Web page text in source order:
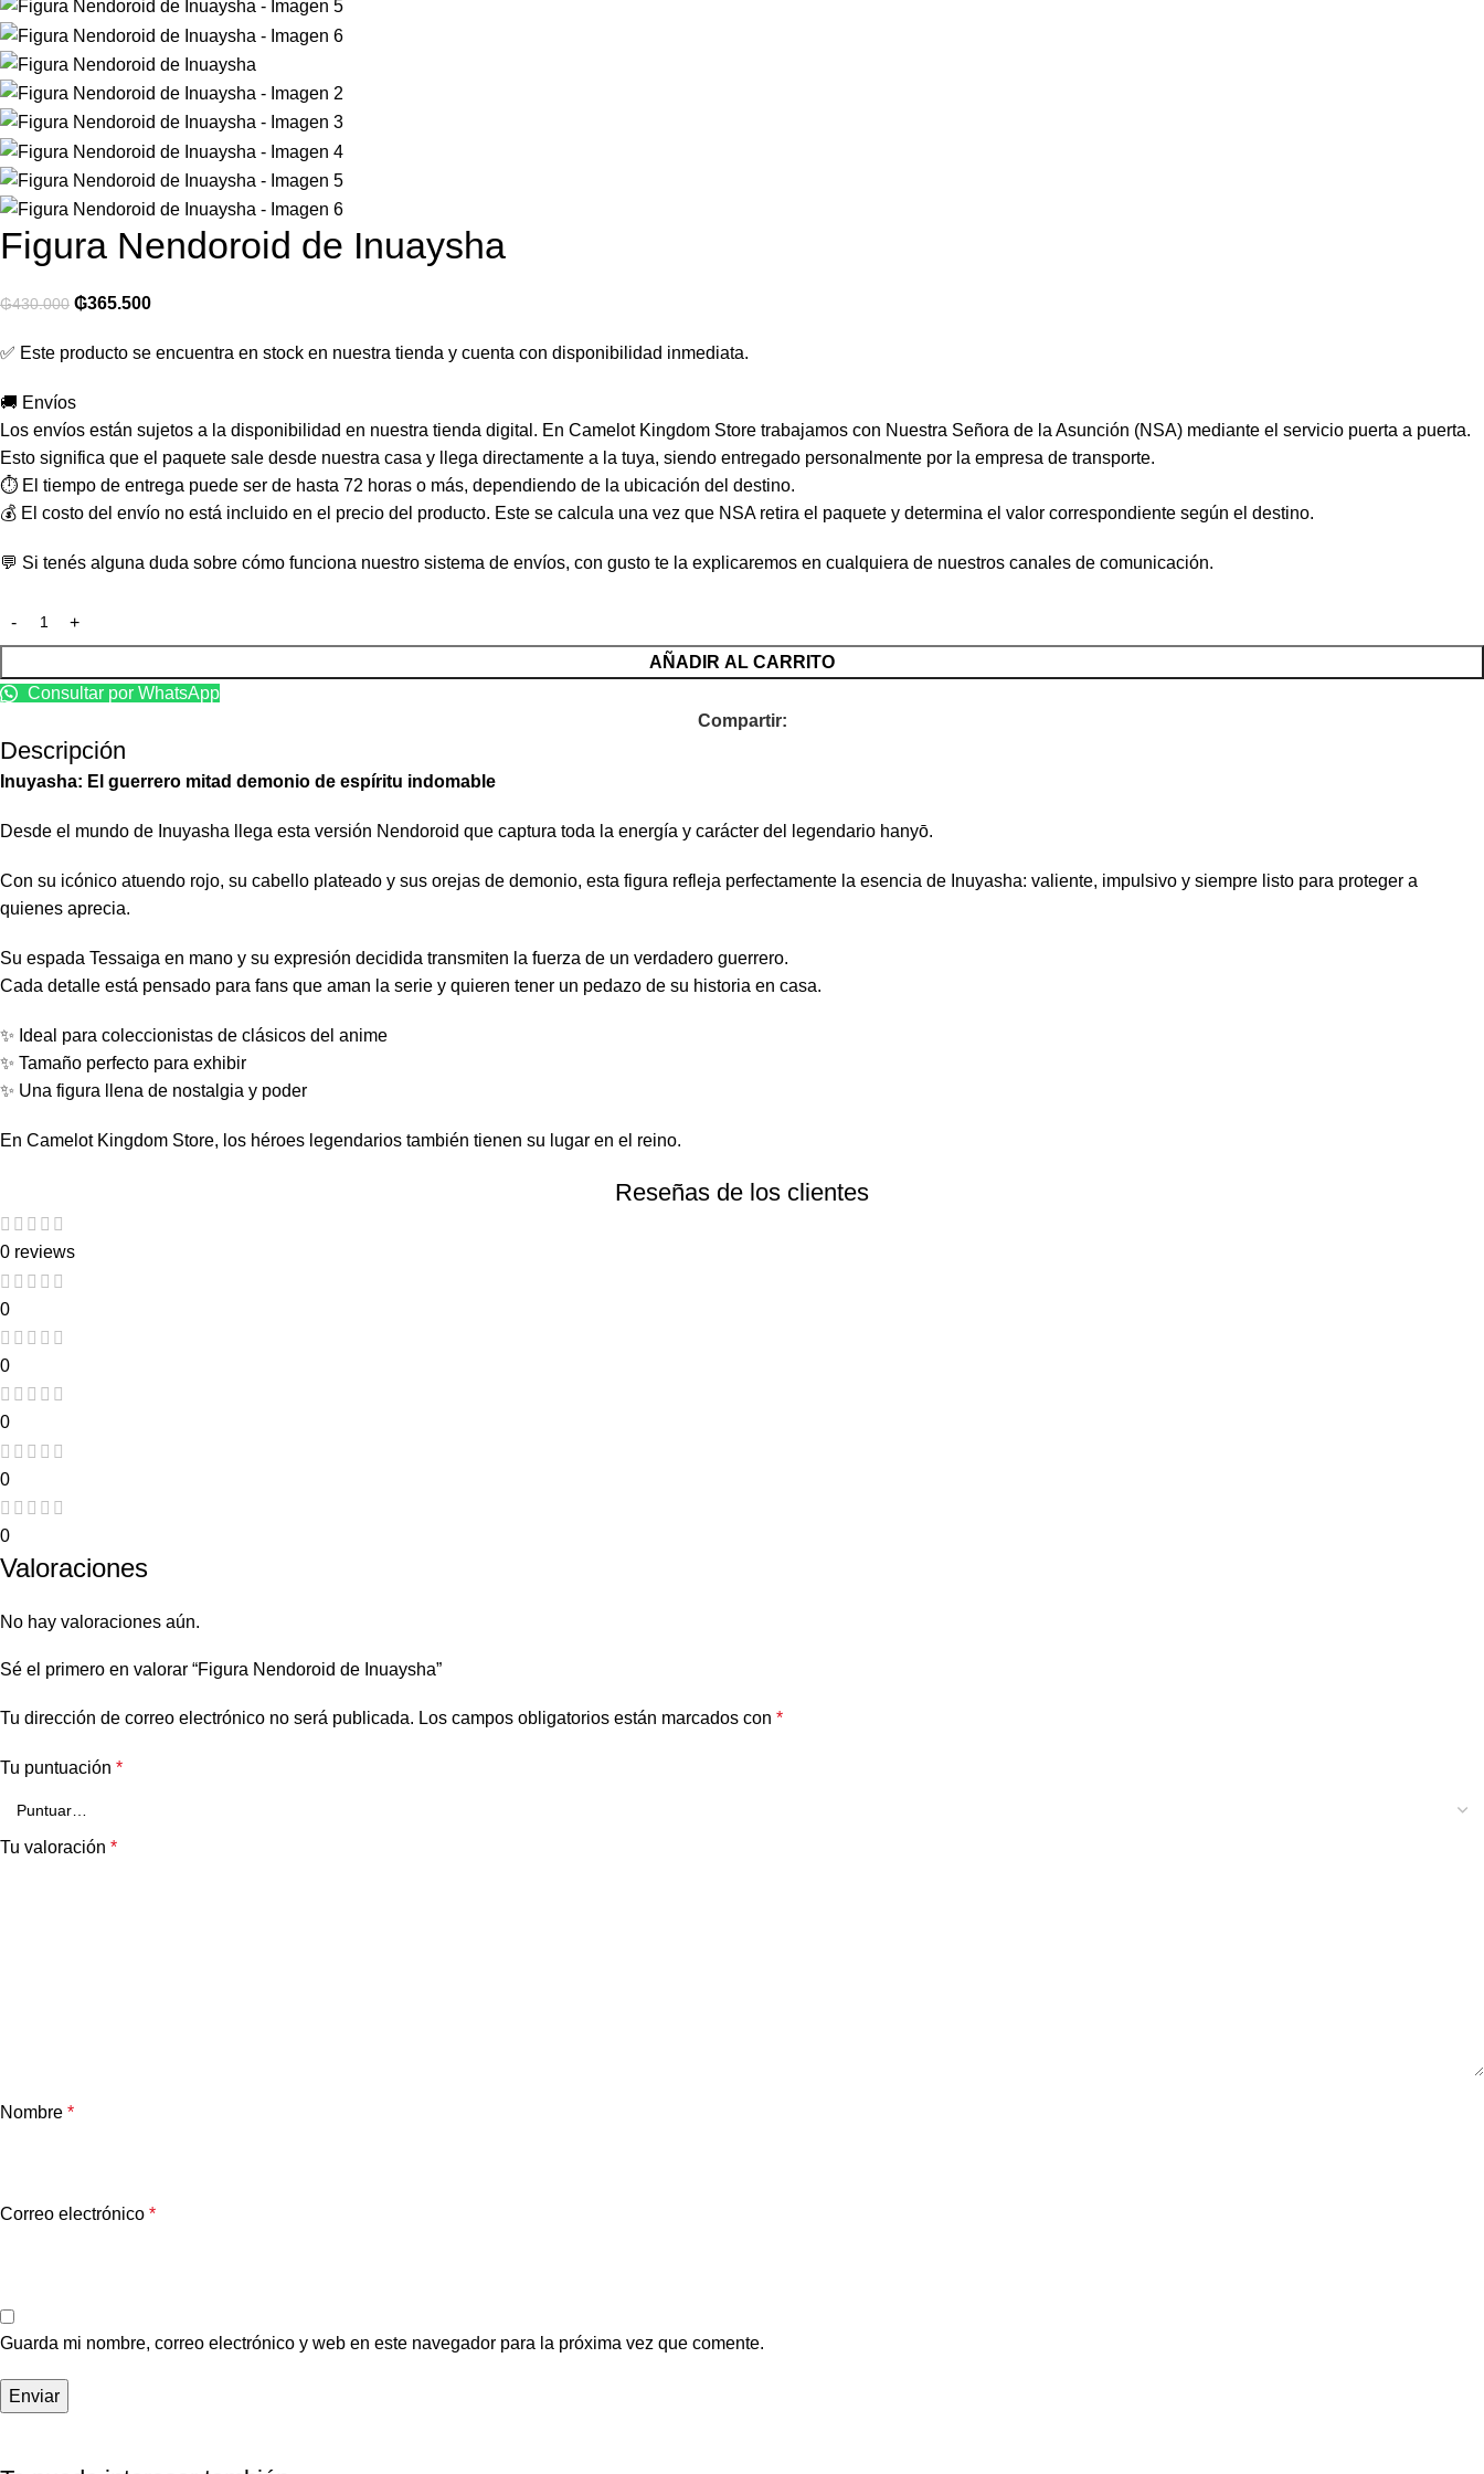
Figura Nendoroid de Inuaysha
₲430.000 ₲365.500
✅ Este producto se encuentra en stock en nuestra tienda y cuenta con disponibilidad inmediata.
🚚 Envíos
Los envíos están sujetos a la disponibilidad en nuestra tienda digital. En Camelot Kingdom Store trabajamos con Nuestra Señora de la Asunción (NSA) mediante el servicio puerta a puerta.
Esto significa que el paquete sale desde nuestra casa y llega directamente a la tuya, siendo entregado personalmente por la empresa de transporte.
⏱️ El tiempo de entrega puede ser de hasta 72 horas o más, dependiendo de la ubicación del destino.
💰 El costo del envío no está incluido en el precio del producto. Este se calcula una vez que NSA retira el paquete y determina el valor correspondiente según el destino.
💬 Si tenés alguna duda sobre cómo funciona nuestro sistema de envíos, con gusto te la explicaremos en cualquiera de nuestros canales de comunicación.
AÑADIR AL CARRITO
Consultar por WhatsApp
Compartir:
Descripción
Inuyasha: El guerrero mitad demonio de espíritu indomable
Desde el mundo de Inuyasha llega esta versión Nendoroid que captura toda la energía y carácter del legendario hanyō.
Con su icónico atuendo rojo, su cabello plateado y sus orejas de demonio, esta figura refleja perfectamente la esencia de Inuyasha: valiente, impulsivo y siempre listo para proteger a
quienes aprecia.
Su espada Tessaiga en mano y su expresión decidida transmiten la fuerza de un verdadero guerrero.
Cada detalle está pensado para fans que aman la serie y quieren tener un pedazo de su historia en casa.
✨ Ideal para coleccionistas de clásicos del anime
✨ Tamaño perfecto para exhibir
✨ Una figura llena de nostalgia y poder
En Camelot Kingdom Store, los héroes legendarios también tienen su lugar en el reino.
Reseñas de los clientes
0 reviews
0
0
0
0
0
Valoraciones
No hay valoraciones aún.
Sé el primero en valorar “Figura Nendoroid de Inuaysha”
Tu dirección de correo electrónico no será publicada. Los campos obligatorios están marcados con *
Tu puntuación *
Tu valoración *
Nombre *
Correo electrónico *
Guarda mi nombre, correo electrónico y web en este navegador para la próxima vez que comente.